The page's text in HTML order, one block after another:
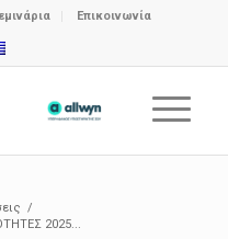
Επικοινωνία
/
2025...